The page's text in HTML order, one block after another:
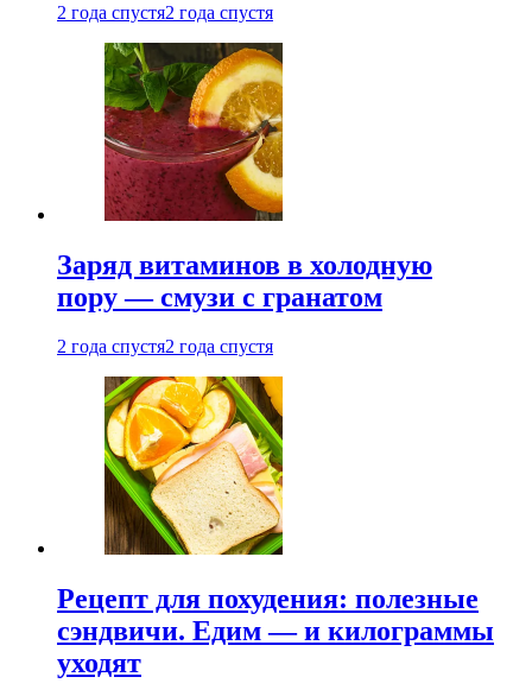
2 года спустя2 года спустя
Заряд витаминов в холодную
пору — смузи с гранатом
2 года спустя2 года спустя
Рецепт для похудения: полезные
сэндвичи. Едим — и килограммы
уходят